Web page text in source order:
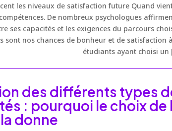
les niveaux de satisfaction future Quand
De nombreux psychologues
ses capacités et les exigences du parcours
nos chances de bonheur et de satisfaction
étudiants ayant choisi un
des différents types
: pourquoi le choix de
donne